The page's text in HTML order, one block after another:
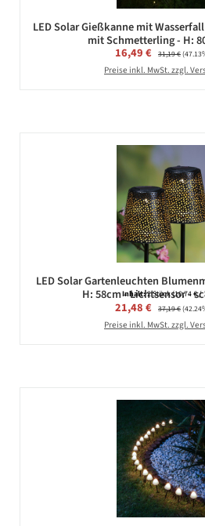
LED Solar Gießkanne mit
mit Schmetterling - H:
Verkaufspreis:
16,49 € Regulärer Preis:
31,19 €
Preise inkl. MwSt. zzgl.
LED Solar Gartenleuchten
H: 58cm - Lichtsensor -
Inhalt:2 Stück(10,74 € /
Verkaufspreis:
21,48 € Regulärer Preis:
37,19 €
Preise inkl. MwSt. zzgl.